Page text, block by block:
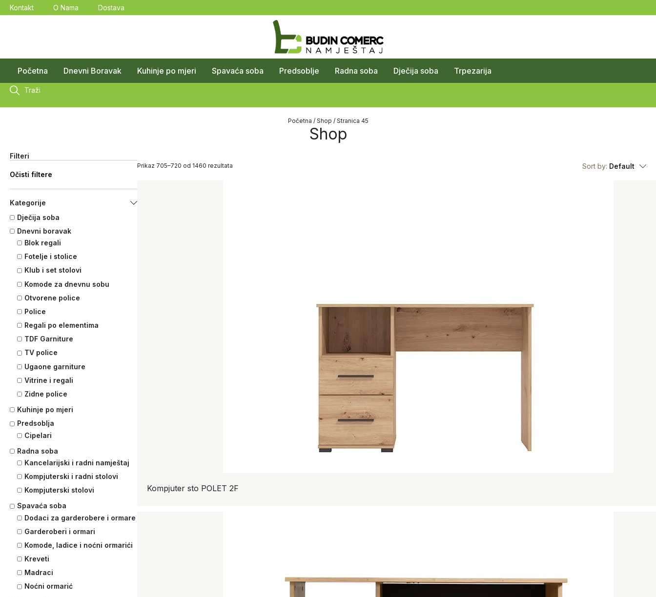
Kontakt O Nama Dostava
Početna Dnevni Boravak Kuhinje po mjeri Spavaća soba Predsoblje Radna soba Dječija soba Trpezarija
Traži
Početna / Shop / Stranica 45
Shop
Filteri
Očisti filtere
Kategorije
Dječija soba
Dnevni boravak
Blok regali
Fotelje i stolice
Klub i set stolovi
Komode za dnevnu sobu
Otvorene police
Police
Regali po elementima
TDF Garniture
TV police
Ugaone garniture
Vitrine i regali
Zidne police
Kuhinje po mjeri
Predsoblja
Cipelari
Radna soba
Kancelarijski i radni namještaj
Kompjuterski i radni stolovi
Kompjuterski stolovi
Spavaća soba
Dodaci za garderobere i ormare
Garderoberi i ormari
Komode, ladice i noćni ormarići
Kreveti
Madraci
Noćni ormarić
Sort by: Default
Kompjuter sto POLET 2F
Prikaz 705–720 od 1460 rezultata